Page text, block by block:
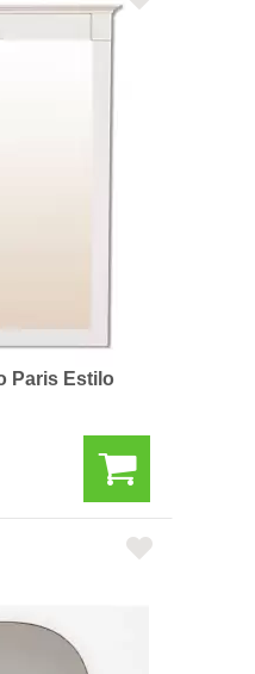
Paris Estilo